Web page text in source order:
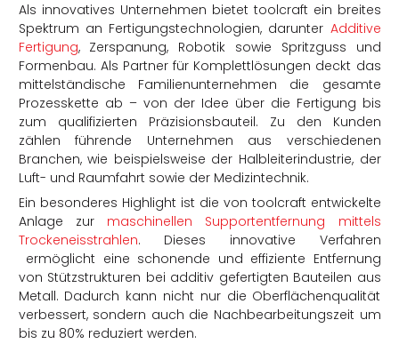
Als innovatives Unternehmen bietet toolcraft ein breites
Spektrum an Fertigungstechnologien, darunter Additive
Fertigung, Zerspanung, Robotik sowie Spritzguss und
Formenbau. Als Partner für Komplettlösungen deckt das
mittelständische Familienunternehmen die gesamte
Prozesskette ab – von der Idee über die Fertigung bis
zum qualifizierten Präzisionsbauteil. Zu den Kunden
zählen führende Unternehmen aus verschiedenen
Branchen, wie beispielsweise der Halbleiterindustrie, der
Luft- und Raumfahrt sowie der Medizintechnik.
Ein besonderes Highlight ist die von toolcraft entwickelte
Anlage zur maschinellen Supportentfernung mittels
Trockeneisstrahlen. Dieses innovative Verfahren
ermöglicht eine schonende und effiziente Entfernung
von Stützstrukturen bei additiv gefertigten Bauteilen aus
Metall. Dadurch kann nicht nur die Oberflächenqualität
verbessert, sondern auch die Nachbearbeitungszeit um
bis zu 80% reduziert werden.